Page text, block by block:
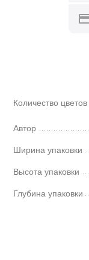
Количество цветов
Автор
Ширина упаковки
Высота упаковки
Глубина упаковки